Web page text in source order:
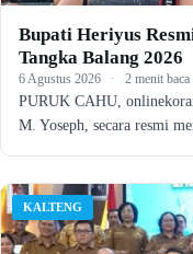
Bupati Heriyus
Tangka Balang 2026
6 Agustus 2026 · 2 menit baca
PURUK CAHU,
M. Yoseph, secara resmi
KALTENG